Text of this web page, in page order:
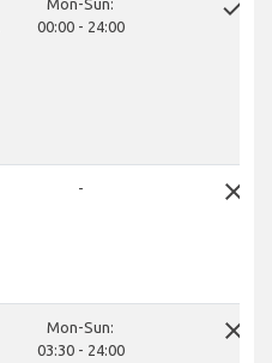
Mon-Sun:
00:00 - 24:00
done
- close
Mon-Sun:
03:30 - 24:00
close